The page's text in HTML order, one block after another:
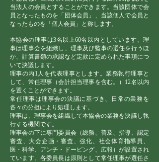
当法人の会員とすることができます。当該団体で会
員となったものを「団体会員」、当該個人で会員と
なったものを「個人会員」と称します。
本協会の理事は3名以上60名以内としています。理
事は理事会を組織し、理事及び監事の選任を行うほ
か、計算書類の承認など定款に定められた事項につ
いて決議します。
理事の内1人を代表理事とします。業務執行理事と
して、常任理事（会計担当理事を含む。）12名以内
を置くことができます。
常任理事は理事会の決議に基づき、日常の業務を
各々の分担により処理します。
理事は、理事会を組織して本協会の業務を決議し執
行する機関です。
理事会の下に専門委員会（総務、普及、指導、認定
審査、大会企画・審査、強化、社会体育指導員、
医・科学、アンチ・ドーピング、広報）が設置され
ています。各委員長は原則として常任理事が選任さ